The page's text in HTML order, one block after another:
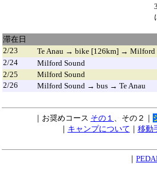
滞在日
2/23
Te Anau → bike [126km] → Milford
2/24
Milford Sound
2/25
Milford Sound
2/26
Milford Sound → bus → Te Anau
｜お奨めコース その１ 、その２｜
｜ キャンプについて ｜ 移動
｜